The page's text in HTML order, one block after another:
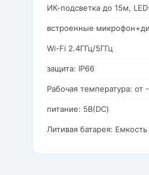
ИК-подсветка до 15м,
встроенные
Wi-Fi 2.4ГГц/5ГГц
защита: IP66
Рабочая температура: от
питание: 5В(DC)
Литивая батарея: Емкость